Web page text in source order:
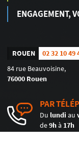
ENGAGEMENT,
ROUEN
02 32 10 49
84 rue Beauvoisine,
76000 Rouen
PAR
Du lundi au
de9hà 17h